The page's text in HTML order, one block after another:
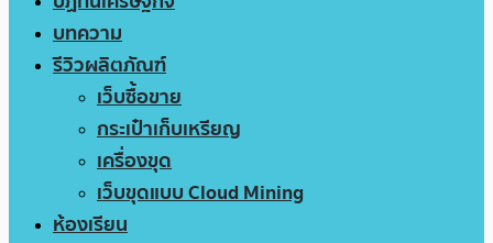
บทความ
รีวิวผลิตภัณฑ์
เว็บซื้อขาย
กระเป๋าเก็บเหรียญ
เครื่องขุด
เว็บขุดแบบ Cloud Mining
ห้องเรียน